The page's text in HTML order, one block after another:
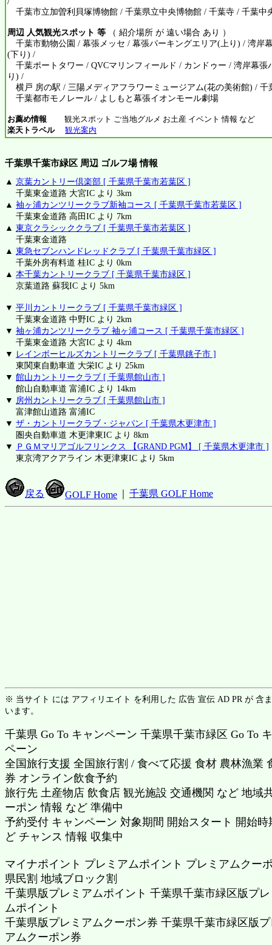
千葉市立加曽利貝塚博物館 / 千葉県立中央博物館 / 千葉寺 / 千葉中
周辺 人気観光スポット 等 （ 紹介場所 が 遠い場合 あり ）
千葉市動物公園 / 幕張メッセ / 幕張パーキングエリア(上り) / 湾岸
(下り) /
千葉ポートタワー / QVCマリンフィールド / カンドゥー / 湾岸幕張
り) /
横戸 房の駅 / 三陽メディアフラワーミュージアム(花の美術館) / 千
千葉都市モノレール / よしもと幕張イオンモール劇場
お薦め情報
観光スポット ご当地グルメ お土産 イベント 情報 など
楽天トラベル
観光案内
千葉県千葉市緑区 周辺 ゴルフ場 情報
▲ 京葉カントリー倶楽部 [ 千葉県千葉市若葉区 ]
千葉東金道路 大宮IC より 3km
▲ 袖ヶ浦カンツリークラブ新袖コース [ 千葉県千葉市若葉区 ]
千葉東金道路 高田IC より 7km
▲ 東京クラシッククラブ [ 千葉県千葉市若葉区 ]
千葉東金道路
▲ 東急セブンハンドレッドクラブ [ 千葉県千葉市緑区 ]
千葉外房有料道 桂IC より 0km
▲ 本千葉カントリークラブ [ 千葉県千葉市緑区 ]
京葉道路 蘇我IC より 5km
▼ 平川カントリークラブ [ 千葉県千葉市緑区 ]
千葉東金道路 中野IC より 2km
▼ 袖ヶ浦カンツリークラブ 袖ヶ浦コース [ 千葉県千葉市緑区 ]
千葉東金道路 大宮IC より 4km
▼ レインボーヒルズカントリークラブ [ 千葉県銚子市 ]
東関東自動車道 大栄IC より 25km
▼ 館山カントリークラブ [ 千葉県館山市 ]
館山自動車道 富浦IC より 14km
▼ 房州カントリークラブ [ 千葉県館山市 ]
富津館山道路 富浦IC
▼ ザ・カントリークラブ・ジャパン [ 千葉県木更津市 ]
圏央自動車道 木更津東IC より 8km
▼
ＰＧＭマリアゴルフリンクス 【GRAND PGM】 [ 千葉県木更津市 ]
東京湾アクアライン 木更津東IC より 5km
戻る GOLF Home 千葉県 GOLF Home
※ 当サイト には アフィリエイト を利用した 広告 宣伝 AD PR が 含
います。
千葉県 Go To キャンペーン 千葉県千葉市緑区 Go To
ペーン
全国旅行支援 全国旅行割 / 食べて応援 食材 農林漁業
券 オンライン飲食予約
旅行先 土産物店 飲食店 観光施設 交通機関 など 地域
ーポン 情報 など 準備中
予約受付 キャンペーン 対象期間 開始スタート 開始時
ど チャンス 情報 収集中
マイナポイント プレミアムポイント プレミアムクー
県民割 地域ブロック割
千葉県版プレミアムポイント 千葉県千葉市緑区版プ
ムポイント
千葉県版プレミアムクーポン券 千葉県千葉市緑区版
アムクーポン券